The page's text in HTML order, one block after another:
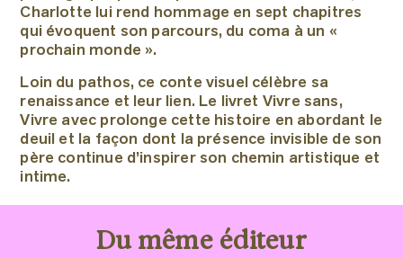
Charlotte lui rend hommage en sept chapitres
qui évoquent son parcours, du coma à un «
prochain monde ».
Loin du pathos, ce conte visuel célèbre sa
renaissance et leur lien. Le livret Vivre sans,
Vivre avec prolonge cette histoire en abordant le
deuil et la façon dont la présence invisible de son
père continue d’inspirer son chemin artistique et
intime.
Du même éditeur